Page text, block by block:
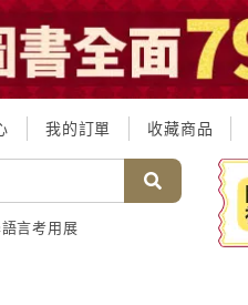
我的訂單 收藏商品
言考用展